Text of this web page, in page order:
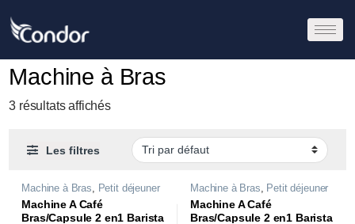
Machine à Bras
3 résultats affichés
Les filtres
Machine à Bras, Petit déjeuner
Machine A Café
Bras/Capsule 2 en1 Barista
Machine à Bras, Petit déjeuner
Machine A Café
Bras/Capsule 2 en1 Barista